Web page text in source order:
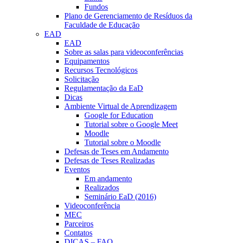
Fundos
Plano de Gerenciamento de Resíduos da
Faculdade de Educação
EAD
EAD
Sobre as salas para videoconferências
Equipamentos
Recursos Tecnológicos
Solicitação
Regulamentação da EaD
Dicas
Ambiente Virtual de Aprendizagem
Google for Education
Tutorial sobre o Google Meet
Moodle
Tutorial sobre o Moodle
Defesas de Teses em Andamento
Defesas de Teses Realizadas
Eventos
Em andamento
Realizados
Seminário EaD (2016)
Videoconferência
MEC
Parceiros
Contatos